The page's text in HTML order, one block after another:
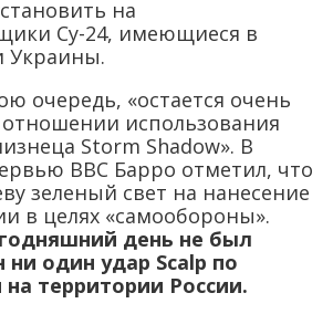
на
Су-24, имеющиеся в
Украины.
очередь, «остается очень
использования
Storm Shadow». В
ВВС Барро отметил, что
зеленый свет на нанесение
в целях «самообороны».
день не был
ни один удар Scalp по
территории России.